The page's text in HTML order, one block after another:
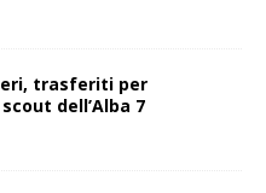
trasferiti per
dell’Alba 7